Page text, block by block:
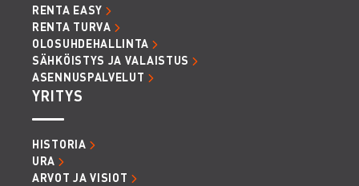
Pölynhallintakalusto:
alipaineistajat, paineentasaimet,
kohdepoistolaitteet
Piha- ja puutarhakalusto:
lehtipuhaltimet, raivaussahat, oksasilppurit,
ruohonleikkurit, halkomakoneet.
ketjut ja vaijerinostimet, tunkit, roskakuilut,
RENTA EASY
RENTA TURVA
OLOSUHDEHALLINTA
SÄHKÖISTYS JA VALAISTUS
ASENNUSPALVELUT
YRITYS
HISTORIA
URA
ARVOT JA VISIOT